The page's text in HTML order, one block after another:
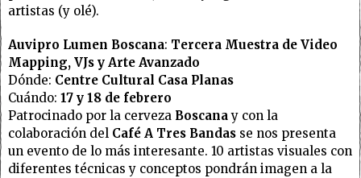
artistas (y olé).
Auvipro Lumen Boscana: Tercera Muestra de Video
Mapping, VJs y Arte Avanzado
Dónde: Centre Cultural Casa Planas
Cuándo: 17 y 18 de febrero
Patrocinado por la cerveza Boscanay con la
colaboración del Café A Tres Bandas se nos presenta
un evento de lo más interesante. 10 artistas visuales con
diferentes técnicas y conceptos pondrán imagen a la